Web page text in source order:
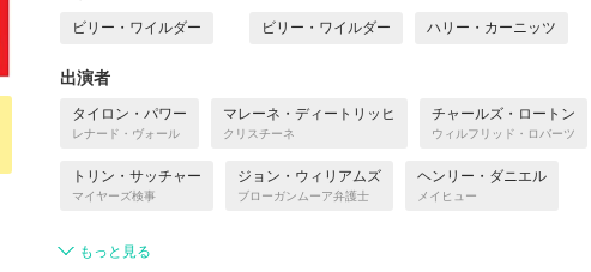
ビリー・ワイルダー ビリー・ワイルダー ハリー・カーニッツ
出演者
タイロン・パワー
レナード・ヴォール
マレーネ・ディートリッヒ
クリスチーネ
チャールズ・ロートン
ウィルフリッド・ロバーツ
トリン・サッチャー
マイヤーズ検事
ジョン・ウィリアムズ
ブローガンムーア弁護士
ヘンリー・ダニエル
メイヒュー
もっと見る